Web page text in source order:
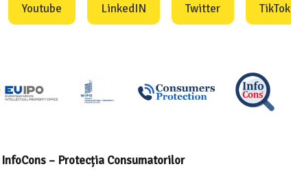
Youtube LinkedIN Twitter TikTok
– Protecția Consumatorilor